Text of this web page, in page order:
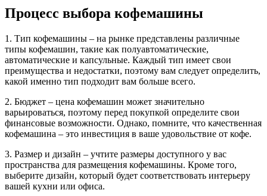
Процесс выбора кофемашины
1. Тип кофемашины – на рынке представлены различные
типы кофемашин, такие как полуавтоматические,
автоматические и капсульные. Каждый тип имеет свои
преимущества и недостатки, поэтому вам следует определить,
какой именно тип подходит вам больше всего.
2. Бюджет – цена кофемашин может значительно
варьироваться, поэтому перед покупкой определите свои
финансовые возможности. Однако, помните, что качественная
кофемашина – это инвестиция в ваше удовольствие от кофе.
3. Размер и дизайн – учтите размеры доступного у вас
пространства для размещения кофемашины. Кроме того,
выберите дизайн, который будет соответствовать интерьеру
вашей кухни или офиса.